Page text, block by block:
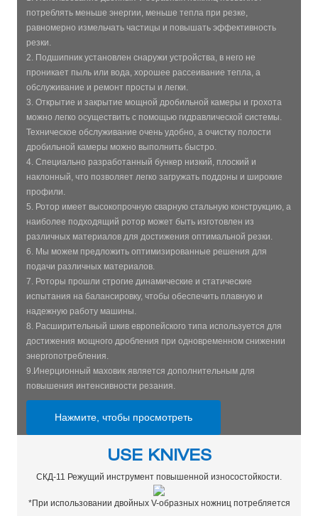
потреблять меньше энергии, меньше тепла при резке,
равномерно измельчать частицы и повышать эффективность
резки.
2. Подшипник установлен снаружи устройства, в него не
проникает пыль или вода, хорошее рассеивание тепла, а
обслуживание и ремонт просты и легки.
3. Открытие и закрытие мощной дробильной камеры и грохота
можно легко осуществить с помощью гидравлической системы.
Техническое обслуживание очень удобно, а очистку полости
дробильной камеры можно выполнить быстро.
4. Специально разработанный бункер низкий, плоский и
наклонный, что позволяет легко загружать поддоны и широкие
профили.
5. Ротор имеет высокопрочную сварную стальную конструкцию, а
наиболее подходящий ротор может быть изготовлен из
различных материалов для достижения оптимальной резки.
6. Мы можем предложить оптимизированные решения для
подачи различных материалов.
7. Роторы прошли строгие динамические и статические
испытания на балансировку, чтобы обеспечить плавную и
надежную работу машины.
8. Расширительный шкив европейского типа используется для
достижения мощного дробления при одновременном снижении
энергопотребления.
9.Инерционный маховик является дополнительным для
повышения интенсивности резания.
Нажмите, чтобы просмотреть
USE KNIVES
СКД-11 Режущий инструмент повышенной износостойкости.
*При использовании двойных V-образных ножниц потребляется